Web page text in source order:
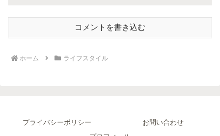
コメントを書き込む
ホーム ライフスタイル
プライバシーポリシー
お問い合わせ